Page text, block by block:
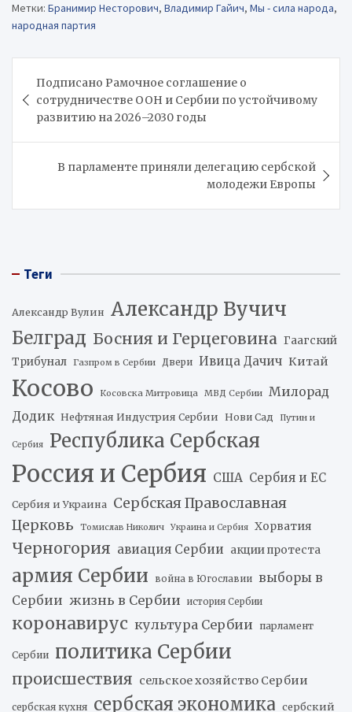
Метки: Бранимир Несторович, Владимир Гайич, Мы - сила народа,
народная партия
по
записям
Подписано Рамочное соглашение о
сотрудничестве ООН и Сербии по устойчивому
развитию на 2026–2030 годы
В парламенте приняли делегацию сербской
молодежи Европы
Теги
Александр Вулин Александр Вучич
Белград Босния и Герцеговина Гаагский
Трибунал Газпром в Сербии Двери Ивица Дачич Китай
Косово Косовска Митровица МВД Сербии
Милорад
Додик Нефтяная Индустрия Сербии Нови Сад Путин и
Сербия Республика Сербская
Россия и Сербия США Сербия и ЕС
Сербия и Украина
Сербская Православная
Церковь
Томислав Николич Украина и Сербия Хорватия
Черногория авиация Сербии акции протеста
армия Сербии война в Югославии
выборы в
Сербии жизнь в Сербии история Сербии
коронавирус культура Сербии парламент
Сербии политика Сербии
происшествия сельское хозяйство Сербии
сербская кухня сербская экономика сербский